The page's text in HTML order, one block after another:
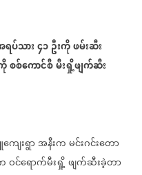
ပ်သား၄၁ဦးကိုဖမ်းဆီး
စစ်ကောင်စီမီးရှို့ဖျက်ဆီး
ျေးရွာအနီးကမင်းဂင်းတော
ဝင်ရောက်မီးရှို့ဖျက်ဆီးခဲ့တာ